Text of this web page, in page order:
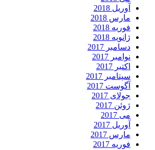
آوریل 2018
مارس 2018
فوریه 2018
ژانویه 2018
دسامبر 2017
نوامبر 2017
اکتبر 2017
سپتامبر 2017
آگوست 2017
جولای 2017
ژوئن 2017
می 2017
آوریل 2017
مارس 2017
فوریه 2017